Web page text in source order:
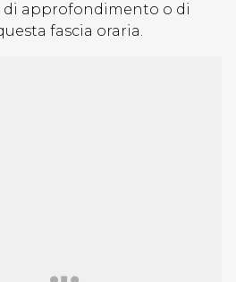
di approfondimento o di
fascia oraria.